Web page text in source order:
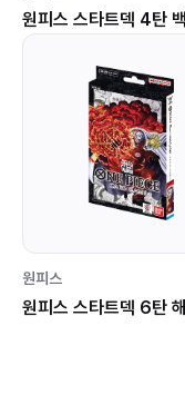
원피스